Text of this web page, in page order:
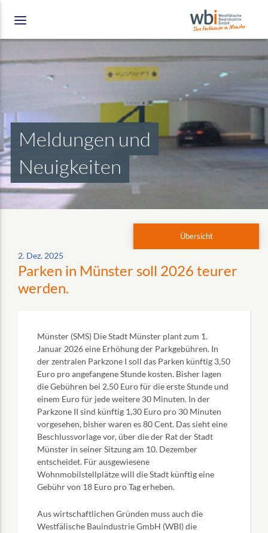
Meldungen und
Neuigkeiten
Übersicht
2. Dez. 2025
Parken in Münster soll 2026 teurer
werden.
Münster (SMS) Die Stadt Münster plant zum 1.
Januar 2026 eine Erhöhung der Parkgebühren. In
der zentralen Parkzone I soll das Parken künftig 3,50
Euro pro angefangene Stunde kosten. Bisher lagen
die Gebühren bei 2,50 Euro für die erste Stunde und
einem Euro für jede weitere 30 Minuten. In der
Parkzone II sind künftig 1,30 Euro pro 30 Minuten
vorgesehen, bisher waren es 80 Cent. Das sieht eine
Beschlussvorlage vor, über die der Rat der Stadt
Münster in seiner Sitzung am 10. Dezember
entscheidet. Für ausgewiesene
Wohnmobilstellplätze will die Stadt künftig eine
Gebühr von 18 Euro pro Tag erheben.
Aus wirtschaftlichen Gründen muss auch die
Westfälische Bauindustrie GmbH (WBI) die